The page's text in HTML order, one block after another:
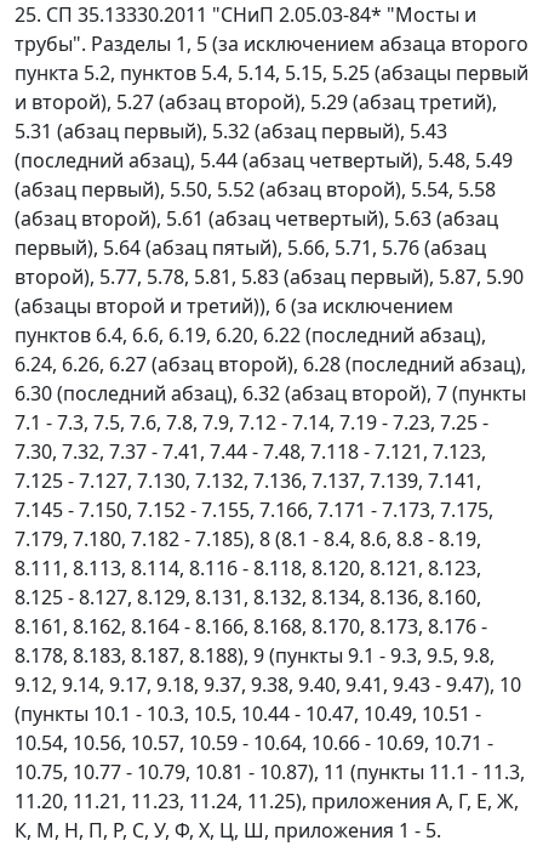
25. СП 35.13330.2011 "СНиП 2.05.03-84* "Мосты и
трубы". Разделы 1, 5 (за исключением абзаца второго
пункта 5.2, пунктов 5.4, 5.14, 5.15, 5.25 (абзацы первый
и второй), 5.27 (абзац второй), 5.29 (абзац третий),
5.31 (абзац первый), 5.32 (абзац первый), 5.43
(последний абзац), 5.44 (абзац четвертый), 5.48, 5.49
(абзац первый), 5.50, 5.52 (абзац второй), 5.54, 5.58
(абзац второй), 5.61 (абзац четвертый), 5.63 (абзац
первый), 5.64 (абзац пятый), 5.66, 5.71, 5.76 (абзац
второй), 5.77, 5.78, 5.81, 5.83 (абзац первый), 5.87, 5.90
(абзацы второй и третий)), 6 (за исключением
пунктов 6.4, 6.6, 6.19, 6.20, 6.22 (последний абзац),
6.24, 6.26, 6.27 (абзац второй), 6.28 (последний абзац),
6.30 (последний абзац), 6.32 (абзац второй), 7 (пункты
7.1 - 7.3, 7.5, 7.6, 7.8, 7.9, 7.12 - 7.14, 7.19 - 7.23, 7.25 -
7.30, 7.32, 7.37 - 7.41, 7.44 - 7.48, 7.118 - 7.121, 7.123,
7.125 - 7.127, 7.130, 7.132, 7.136, 7.137, 7.139, 7.141,
7.145 - 7.150, 7.152 - 7.155, 7.166, 7.171 - 7.173, 7.175,
7.179, 7.180, 7.182 - 7.185), 8 (8.1 - 8.4, 8.6, 8.8 - 8.19,
8.111, 8.113, 8.114, 8.116 - 8.118, 8.120, 8.121, 8.123,
8.125 - 8.127, 8.129, 8.131, 8.132, 8.134, 8.136, 8.160,
8.161, 8.162, 8.164 - 8.166, 8.168, 8.170, 8.173, 8.176 -
8.178, 8.183, 8.187, 8.188), 9 (пункты 9.1 - 9.3, 9.5, 9.8,
9.12, 9.14, 9.17, 9.18, 9.37, 9.38, 9.40, 9.41, 9.43 - 9.47), 10
(пункты 10.1 - 10.3, 10.5, 10.44 - 10.47, 10.49, 10.51 -
10.54, 10.56, 10.57, 10.59 - 10.64, 10.66 - 10.69, 10.71 -
10.75, 10.77 - 10.79, 10.81 - 10.87), 11 (пункты 11.1 - 11.3,
11.20, 11.21, 11.23, 11.24, 11.25), приложения А, Г, Е, Ж,
К, М, Н, П, Р, С, У, Ф, Х, Ц, Ш, приложения 1 - 5.